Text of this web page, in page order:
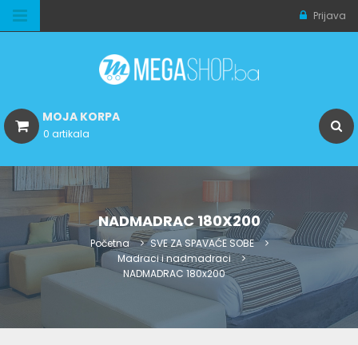
Prijava
MOJA KORPA
0 artikala
NADMADRAC 180X200
Početna
SVE ZA SPAVAĆE SOBE
Madraci i nadmadraci
NADMADRAC 180x200